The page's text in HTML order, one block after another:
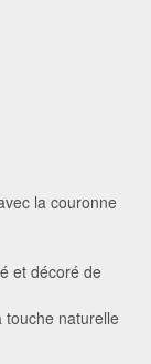
la couronne
et décoré de
naturelle